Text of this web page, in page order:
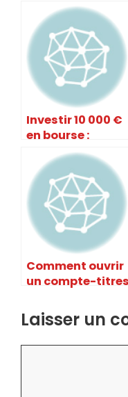
Investir 10 000 €
en bourse :
stratégie
débutant
Comment ouvrir
un compte-titres
Laisser un